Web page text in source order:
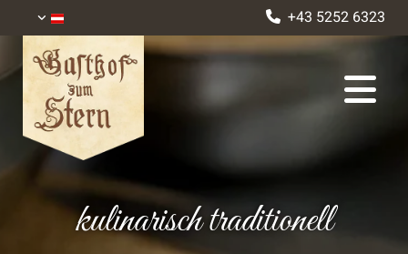
 +43 5252 6323
Urig & gemütlich